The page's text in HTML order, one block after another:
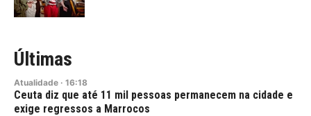
Últimas
Atualidade · 16:18
Ceuta diz que até 11 mil pessoas permanecem na cidade e
exige regressos a Marrocos